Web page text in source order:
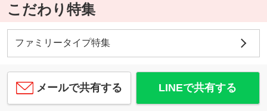
こだわり特集
ファミリータイプ特集
メールで共有する LINEで共有する